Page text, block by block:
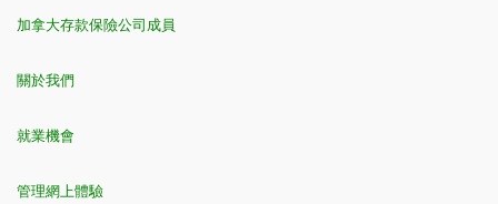
加拿大存款保險公司成員
關於我們
就業機會
管理網上體驗